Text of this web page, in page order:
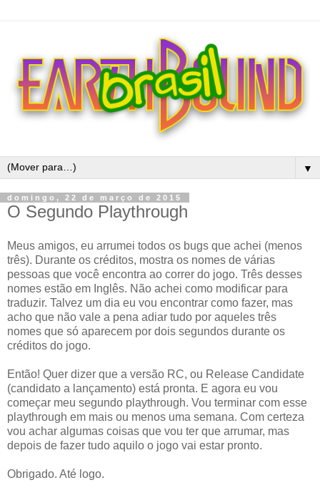
▼
domingo, 22 de março de 2015
O Segundo Playthrough
Meus amigos, eu arrumei todos os bugs que achei (menos
três). Durante os créditos, mostra os nomes de várias
pessoas que você encontra ao correr do jogo. Três desses
nomes estão em Inglês. Não achei como modificar para
traduzir. Talvez um dia eu vou encontrar como fazer, mas
acho que não vale a pena adiar tudo por aqueles três
nomes que só aparecem por dois segundos durante os
créditos do jogo.
Então! Quer dizer que a versão RC, ou Release Candidate
(candidato a lançamento) está pronta. E agora eu vou
começar meu segundo playthrough. Vou terminar com esse
playthrough em mais ou menos uma semana. Com certeza
vou achar algumas coisas que vou ter que arrumar, mas
depois de fazer tudo aquilo o jogo vai estar pronto.
Obrigado. Até logo.